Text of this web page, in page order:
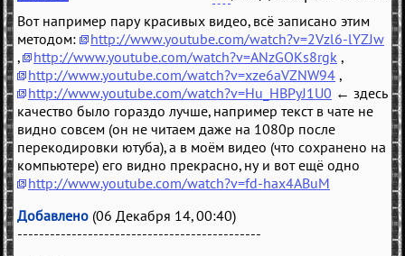
Вот например пару красивых видео, всё записано этим
методом:
http://www.youtube.com/watch?v=2Vzl6-lYZJw
,
http://www.youtube.com/watch?v=ANzGOKs8rgk ,
http://www.youtube.com/watch?v=xze6aVZNW94 ,
http://www.youtube.com/watch?v=Hu_HBPyJ1U0 ← здесь
качество было гораздо лучше, например текст в чате не
видно совсем (он не читаем даже на 1080p после
перекодировки ютуба), а в моём видео (что сохранено на
компьютере) его видно прекрасно, ну и вот ещё одно
http://www.youtube.com/watch?v=fd-hax4ABuM
Добавлено (06 Декабря 14, 00:40)
---------------------------------------------